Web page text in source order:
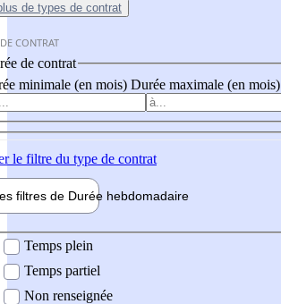
de types de contrat
CONTRAT
de contrat
minimale (en mois) Durée maximale (en mois)
le filtre du type de contrat
filtres de Durée hebdomadaire
Temps plein
Temps partiel
Non renseignée